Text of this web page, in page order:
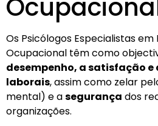
Os Psicólogos Especialistas em
Ocupacional têm como
desempenho, a satisfação
laborais, assim como zelar
mental) e asegurança dos
organizações.